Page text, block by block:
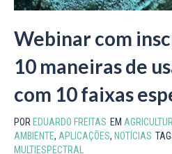
Webinar com
10 maneiras de
com 10 faixas
POR EDUARDO FREITAS EM
AMBIENTE, APLICAÇÕES, NOTÍCIAS
MULTIESPECTRAL